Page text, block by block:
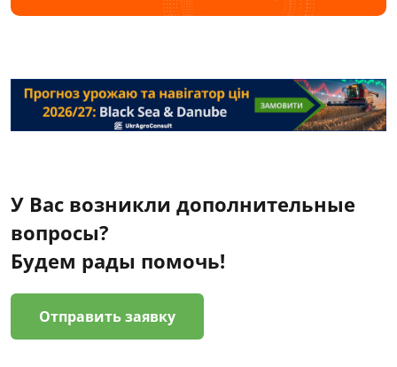
У Вас возникли дополнительные
вопросы?
Будем рады помочь!
Отправить заявку